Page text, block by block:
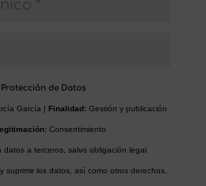
de Datos
García | Finalidad: Gestión y publicación
Consentimiento
datos a terceros, salvo obligación legal
suprimir los datos, así como otros derechos,